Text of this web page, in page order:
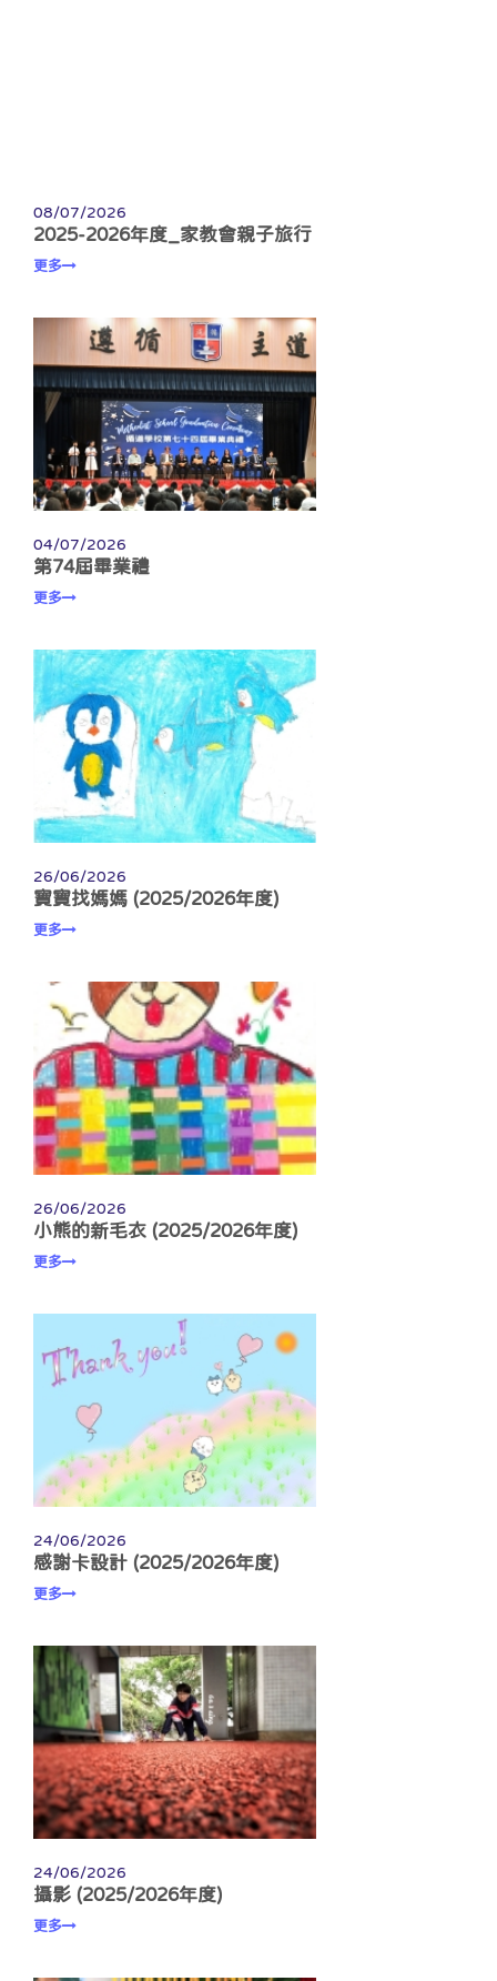
08/07/2026
2025-2026年度_家教會親子旅行
更多
04/07/2026
第74屆畢業禮
更多
26/06/2026
寶寶找媽媽 (2025/2026年度)
更多
26/06/2026
小熊的新毛衣 (2025/2026年度)
更多
24/06/2026
感謝卡設計 (2025/2026年度)
更多
24/06/2026
攝影 (2025/2026年度)
更多